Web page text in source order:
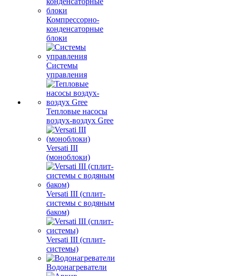
Компрессорно-
конденсаторные
блоки
Системы
управления
Тепловые насосы
воздух-воздух Gree
Versati III
(моноблоки)
Versati III (сплит-
системы с водяным
баком)
Versati III (сплит-
системы)
Водонагреватели